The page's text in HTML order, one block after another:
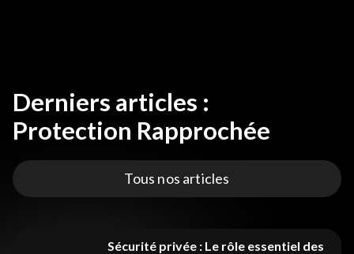
Derniers articles :
Protection Rapprochée
Tous nos articles
Sécurité privée : Le rôle essentiel des